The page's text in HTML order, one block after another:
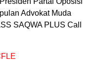
Advokat Muda
SAQWA PLUS Call